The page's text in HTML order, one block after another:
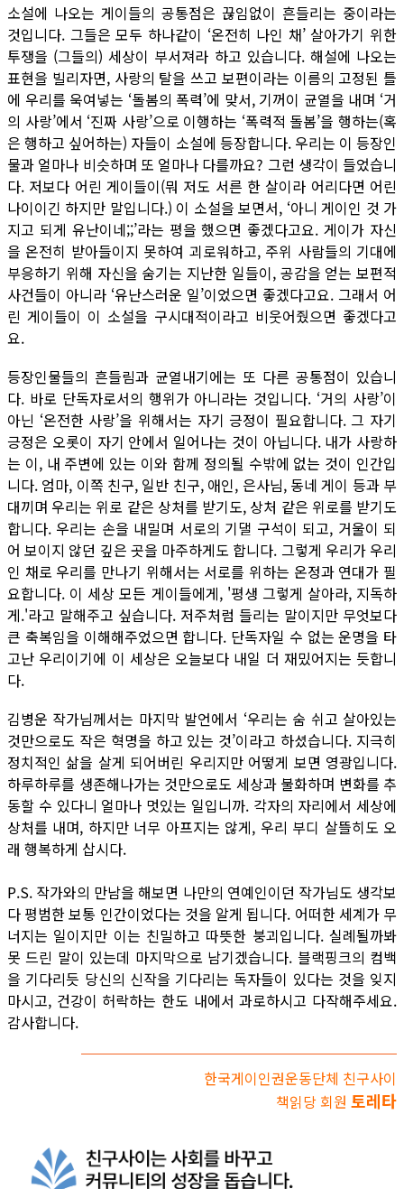
소설에 나오는 게이들의 공통점은 끊임없이 흔들리는 중이라는
것입니다. 그들은 모두 하나같이 ‘온전히 나인 채’ 살아가기 위한
투쟁을 (그들의) 세상이 부서져라 하고 있습니다. 해설에 나오는
표현을 빌리자면, 사랑의 탈을 쓰고 보편이라는 이름의 고정된 틀
에 우리를 욱여넣는 ‘돌봄의 폭력’에 맞서, 기꺼이 균열을 내며 ‘거
의 사랑’에서 ‘진짜 사랑’으로 이행하는 ‘폭력적 돌봄’을 행하는(혹
은 행하고 싶어하는) 자들이 소설에 등장합니다. 우리는 이 등장인
물과 얼마나 비슷하며 또 얼마나 다를까요? 그런 생각이 들었습니
다. 저보다 어린 게이들이(뭐 저도 서른 한 살이라 어리다면 어린
나이이긴 하지만 말입니다.) 이 소설을 보면서, ‘아니 게이인 것 가
지고 되게 유난이네;;’라는 평을 했으면 좋겠다고요. 게이가 자신
을 온전히 받아들이지 못하여 괴로워하고, 주위 사람들의 기대에
부응하기 위해 자신을 숨기는 지난한 일들이, 공감을 얻는 보편적
사건들이 아니라 ‘유난스러운 일’이었으면 좋겠다고요. 그래서 어
린 게이들이 이 소설을 구시대적이라고 비웃어줬으면 좋겠다고
요.
등장인물들의 흔들림과 균열내기에는 또 다른 공통점이 있습니
다. 바로 단독자로서의 행위가 아니라는 것입니다. ‘거의 사랑’이
아닌 ‘온전한 사랑’을 위해서는 자기 긍정이 필요합니다. 그 자기
긍정은 오롯이 자기 안에서 일어나는 것이 아닙니다. 내가 사랑하
는 이, 내 주변에 있는 이와 함께 정의될 수밖에 없는 것이 인간입
니다. 엄마, 이쪽 친구, 일반 친구, 애인, 은사님, 동네 게이 등과 부
대끼며 우리는 위로 같은 상처를 받기도, 상처 같은 위로를 받기도
합니다. 우리는 손을 내밀며 서로의 기댈 구석이 되고, 거울이 되
어 보이지 않던 깊은 곳을 마주하게도 합니다. 그렇게 우리가 우리
인 채로 우리를 만나기 위해서는 서로를 위하는 온정과 연대가 필
요합니다. 이 세상 모든 게이들에게, '평생 그렇게 살아라, 지독하
게.'라고 말해주고 싶습니다. 저주처럼 들리는 말이지만 무엇보다
큰 축복임을 이해해주었으면 합니다. 단독자일 수 없는 운명을 타
고난 우리이기에 이 세상은 오늘보다 내일 더 재밌어지는 듯합니
다.
김병운 작가님께서는 마지막 발언에서 ‘우리는 숨 쉬고 살아있는
것만으로도 작은 혁명을 하고 있는 것’이라고 하셨습니다. 지극히
정치적인 삶을 살게 되어버린 우리지만 어떻게 보면 영광입니다.
하루하루를 생존해나가는 것만으로도 세상과 불화하며 변화를 추
동할 수 있다니 얼마나 멋있는 일입니까. 각자의 자리에서 세상에
상처를 내며, 하지만 너무 아프지는 않게, 우리 부디 살뜰히도 오
래 행복하게 삽시다.
P.S. 작가와의 만남을 해보면 나만의 연예인이던 작가님도 생각보
다 평범한 보통 인간이었다는 것을 알게 됩니다. 어떠한 세계가 무
너지는 일이지만 이는 친밀하고 따뜻한 붕괴입니다. 실례될까봐
못 드린 말이 있는데 마지막으로 남기겠습니다. 블랙핑크의 컴백
을 기다리듯 당신의 신작을 기다리는 독자들이 있다는 것을 잊지
마시고, 건강이 허락하는 한도 내에서 과로하시고 다작해주세요.
감사합니다.
한국게이인권운동단체 친구사이
책읽당 회원 토레타